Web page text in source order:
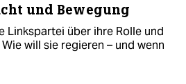
und Bewegung
Linkspartei über ihre Rolle und
will sie regieren – und wenn